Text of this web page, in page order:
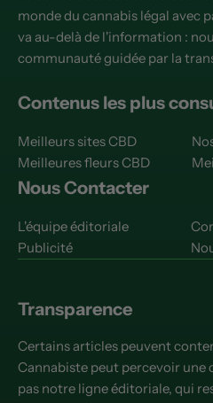
monde du cannabis légal avec
va au-delà de l'information :
communauté guidée par la
Contenus les plus
Meilleurs sites CBD
Meilleures fleurs CBD
Nous Contacter
L'équipe éditoriale
Publicité
Transparence
Certains articles peuvent
Cannabiste peut percevoir une
pas notre ligne éditoriale, qui